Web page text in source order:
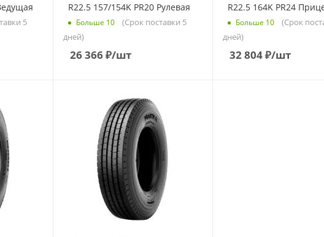
5
R22.5 157/154K PR20 Рулевая
Больше 10
(Срок поставки 5
дней)
26 366 ₽/шт
R22.5 164K PR24
Больше 10
(Срок
дней)
32 804₽/шт